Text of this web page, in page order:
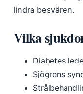
lindra besvären.
Vilka
Diabetes
Sjögrens